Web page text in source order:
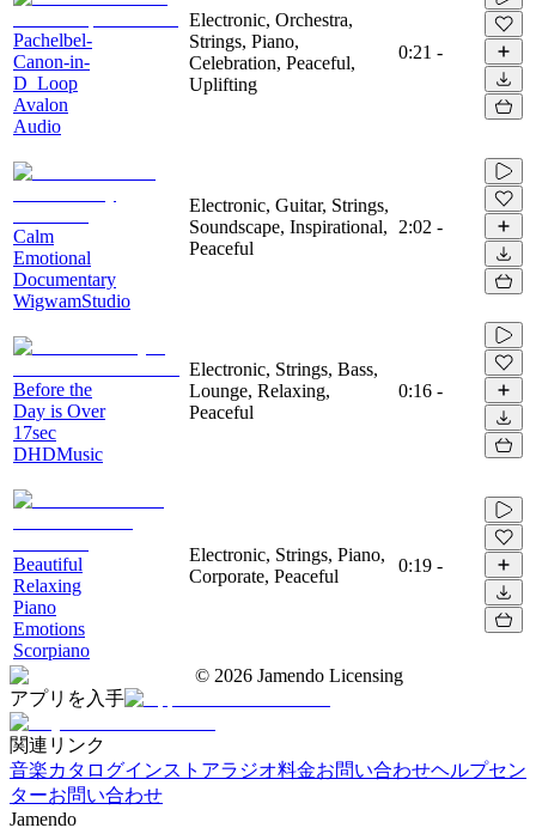
Pachelbel-
Canon-in-
D_Loop
Avalon
Audio
Electronic, Orchestra,
Strings, Piano,
Celebration, Peaceful,
Uplifting
0:21 -
Calm
Emotional
Documentary
WigwamStudio
Electronic, Guitar, Strings,
Soundscape, Inspirational,
Peaceful
2:02 -
Before the
Day is Over
17sec
DHDMusic
Electronic, Strings, Bass,
Lounge, Relaxing,
Peaceful
0:16 -
Beautiful
Relaxing
Piano
Emotions
Scorpiano
Electronic, Strings, Piano,
Corporate, Peaceful
0:19 -
© 2026 Jamendo Licensing
アプリを入手
関連リンク
音楽カタログインストアラジオ料金お問い合わせヘルプセン
ターお問い合わせ
Jamendo